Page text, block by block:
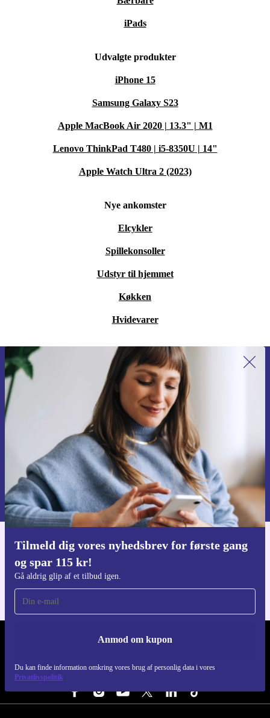
iPads
Udvalgte produkter
iPhone 15
Samsung Galaxy S23
Apple MacBook Air 2020 | 13.3" | M1
Lenovo ThinkPad T480 | i5-8350U | 14"
Apple Watch Ultra 2 (2023)
Nye ankomster
Elcykler
Spillekonsoller
Udstyr til hjemmet
Køkken
Hvidevarer
Tilmeld dig vores nyhedsbrev for første gang
og spar 115 kr!
Gå aldrig glip af et tilbud igen.
Anmod om kupon
Du kan finde information omkring vores brug af personlig data i vores
Privatlivspolitik
Tilmeld dig vores nyhedsbrev for
første gang og spar 115 kr!
Gå aldrig glip af et tilbud igen.
Anmod om kupon
Du kan finde information omkring vores brug af personlig data i vores
Privatlivspolitik
Download refurbed appen
REFURBED DANMARK - RETHINK NEW.
FØLG OS